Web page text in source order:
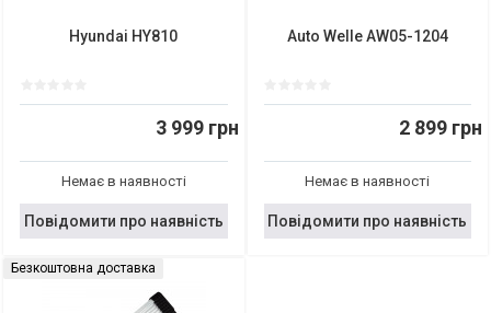
Hyundai HY810
3 999 грн
Немає в наявності
Повідомити про наявність
Auto Welle AW05-1204
2 899 грн
Немає в наявності
Повідомити про наявність
Безкоштовна доставка